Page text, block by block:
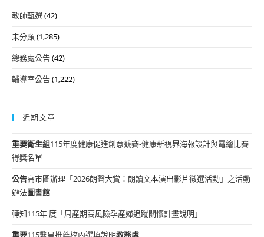
教師甄選(42)
未分類(1,285)
總務處公告(42)
輔導室公告(1,222)
近期文章
重要衛生組115年度健康促進創意競賽-健康新視界海報設計與電繪比賽
得獎名單
公告高市圖辦理「2026朗聲大賞：朗讀文本演出影片徵選活動」之活動
辦法圖書館
轉知115年 度「周產期高風險孕產婦追蹤關懷計畫說明」
重要115繁星推薦校內選填說明教務處